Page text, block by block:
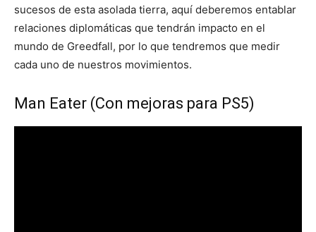
sucesos de esta asolada tierra, aquí deberemos entablar
relaciones diplomáticas que tendrán impacto en el
mundo de Greedfall, por lo que tendremos que medir
cada uno de nuestros movimientos.
Man Eater (Con mejoras para PS5)